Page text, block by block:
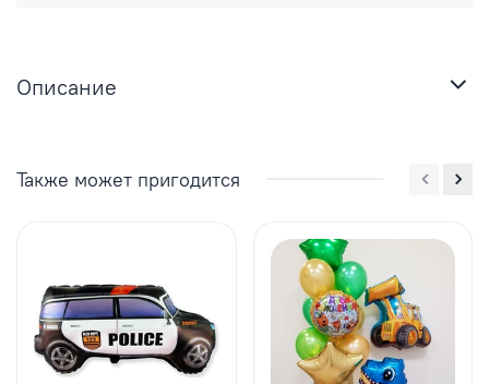
Описание
Также может пригодится